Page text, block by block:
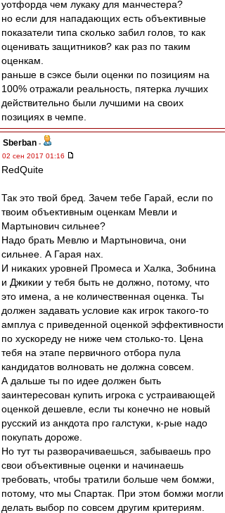
уотфорда чем лукаку для манчестера?
но если для нападающих есть объективные
показатели типа сколько забил голов, то как
оценивать защитников? как раз по таким
оценкам.
раньше в сэксе были оценки по позициям на
100% отражали реальность, пятерка лучших
действительно были лучшими на своих
позициях в чемпе.
Sberban -
02 сен 2017 01:16
RedQuite
Так это твой бред. Зачем тебе Гарай, если по
твоим объективным оценкам Мевли и
Мартынович сильнее?
Надо брать Мевлю и Мартыновича, они
сильнее. А Гарая нах.
И никаких уровней Промеса и Халка, Зобнина
и Джикии у тебя быть не должно, потому, что
это имена, а не количественная оценка. Ты
должен задавать условие как игрок такого-то
амплуа с приведенной оценкой эффективности
по хускореду не ниже чем столько-то. Цена
тебя на этапе первичного отбора пула
кандидатов волновать не должна совсем.
А дальше ты по идее должен быть
заинтересован купить игрока с устраивающей
оценкой дешевле, если ты конечно не новый
русский из анкдота про галстуки, к-рые надо
покупать дороже.
Но тут ты разворачиваешься, забываешь про
свои объективные оценки и начинаешь
требовать, чтобы тратили больше чем бомжи,
потому, что мы Спартак. При этом бомжи могли
делать выбор по совсем другим критериям.